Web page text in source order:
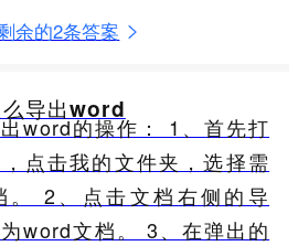
余的2条答案
导出word
word的操作： 1、首先打
点击我的文件夹，选择需
。 2、点击文档右侧的导
word文档。 3、在弹出的